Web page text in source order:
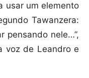
usar um elemento
Tawanzera:
pensando nele…”,
voz de Leandro e